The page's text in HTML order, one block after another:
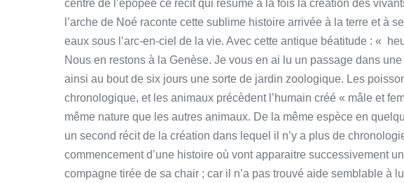
centre de l’épopée ce récit qui résume à la fois la création des
l’arche de Noé raconte cette sublime histoire arrivée à la terre et à
eaux sous l’arc-en-ciel de la vie. Avec cette antique béatitude : «
Nous en restons à la Genèse. Je vous en ai lu un passage dans
ainsi au bout de six jours une sorte de jardin zoologique. Les
chronologique, et les animaux précèdent l’humain créé « mâle et
même nature que les autres animaux. De la même espèce en
un second récit de la création dans lequel il n’y a plus de
commencement d’une histoire où vont apparaitre successivement
compagne tirée de sa chair ; car il n’a pas trouvé aide semblable à